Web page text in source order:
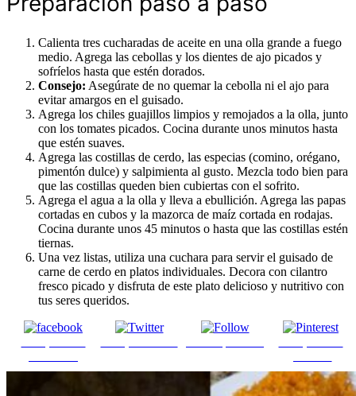
Calienta tres cucharadas de aceite en una olla grande a fuego
medio. Agrega las cebollas y los dientes de ajo picados y
sofríelos hasta que estén dorados.
Consejo: Asegúrate de no quemar la cebolla ni el ajo para
evitar amargos en el guisado.
Agrega los chiles guajillos limpios y remojados a la olla, junto
con los tomates picados. Cocina durante unos minutos hasta
que estén suaves.
Agrega las costillas de cerdo, las especias (comino, orégano,
pimentón dulce) y salpimienta al gusto. Mezcla todo bien para
que las costillas queden bien cubiertas con el sofrito.
Agrega el agua a la olla y lleva a ebullición. Agrega las papas
cortadas en cubos y la mazorca de maíz cortada en rodajas.
Cocina durante unos 45 minutos o hasta que las costillas estén
tiernas.
Una vez listas, utiliza una cuchara para servir el guisado de
carne de cerdo en platos individuales. Decora con cilantro
fresco picado y disfruta de este plato delicioso y nutritivo con
tus seres queridos.